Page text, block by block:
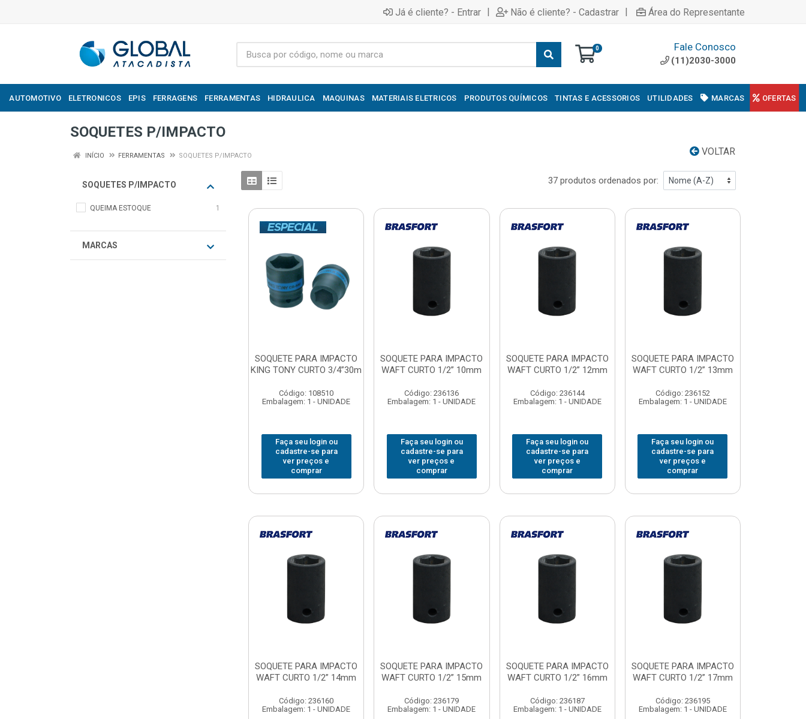
Já é cliente? - Entrar | Não é cliente? - Cadastrar | Área do Representante
0 Fale Conosco
(11)2030-3000
AUTOMOTIVO ELETRONICOS EPIS FERRAGENS FERRAMENTAS HIDRAULICA MAQUINAS MATERIAIS ELETRICOS PRODUTOS QUÍMICOS TINTAS E ACESSORIOS UTILIDADES MARCAS OFERTAS
SOQUETES P/IMPACTO
VOLTAR
INÍCIO FERRAMENTAS SOQUETES P/IMPACTO
SOQUETES P/IMPACTO
QUEIMA ESTOQUE 1
MARCAS
37 produtos ordenados por:
SOQUETE PARA IMPACTO
KING TONY CURTO 3/4”30m
Código: 108510
Embalagem: 1 - UNIDADE
Faça seu login ou
cadastre-se para
ver preços e
comprar
SOQUETE PARA IMPACTO
WAFT CURTO 1/2” 10mm
Código: 236136
Embalagem: 1 - UNIDADE
Faça seu login ou
cadastre-se para
ver preços e
comprar
SOQUETE PARA IMPACTO
WAFT CURTO 1/2” 12mm
Código: 236144
Embalagem: 1 - UNIDADE
Faça seu login ou
cadastre-se para
ver preços e
comprar
SOQUETE PARA IMPACTO
WAFT CURTO 1/2” 13mm
Código: 236152
Embalagem: 1 - UNIDADE
Faça seu login ou
cadastre-se para
ver preços e
comprar
SOQUETE PARA IMPACTO
WAFT CURTO 1/2” 14mm
Código: 236160
Embalagem: 1 - UNIDADE
SOQUETE PARA IMPACTO
WAFT CURTO 1/2” 15mm
Código: 236179
Embalagem: 1 - UNIDADE
SOQUETE PARA IMPACTO
WAFT CURTO 1/2” 16mm
Código: 236187
Embalagem: 1 - UNIDADE
SOQUETE PARA IMPACTO
WAFT CURTO 1/2” 17mm
Código: 236195
Embalagem: 1 - UNIDADE